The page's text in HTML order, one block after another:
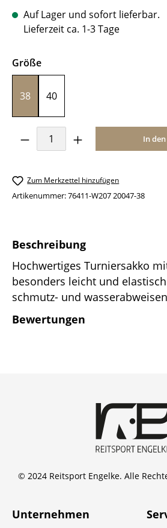
Auf Lager und sofort lieferbar.
Lieferzeit ca. 1-3 Tage
Größeauswählen
38 40
Produkt Anzahl: GibIn
Zum Merkzettel hinzufügen
Artikenummer:76411-W207 20047-38
Beschreibung
Hochwertiges Turniersakko
besonders leicht und
schmutz- und
Bewertungen
© 2024 Reitsport Engelke. Alle
Unternehmen